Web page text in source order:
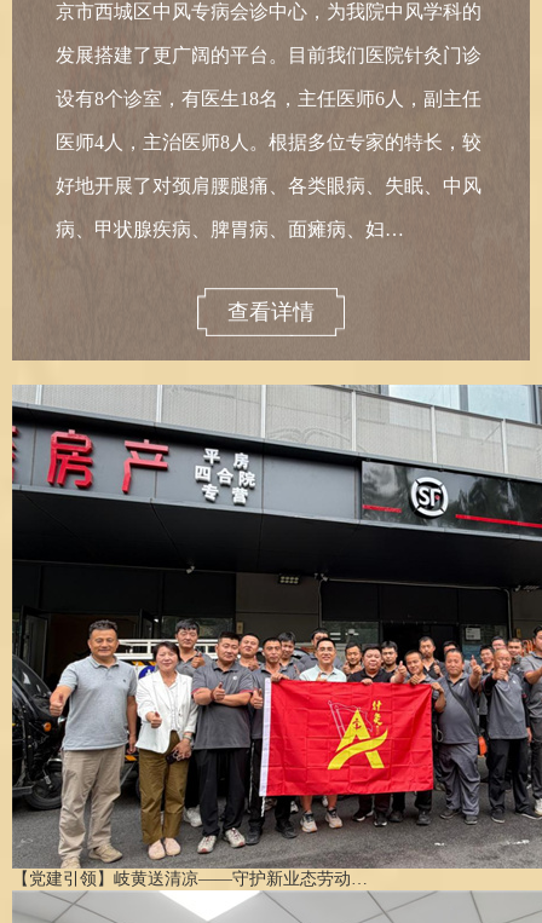
京市西城区中风专病会诊中心，为我院中风学科的
发展搭建了更广阔的平台。目前我们医院针灸门诊
设有8个诊室，有医生18名，主任医师6人，副主任
医师4人，主治医师8人。根据多位专家的特长，较
好地开展了对颈肩腰腿痛、各类眼病、失眠、中风
病、甲状腺疾病、脾胃病、面瘫病、妇…
查看详情
【党建引领】岐黄送清凉——守护新业态劳动…